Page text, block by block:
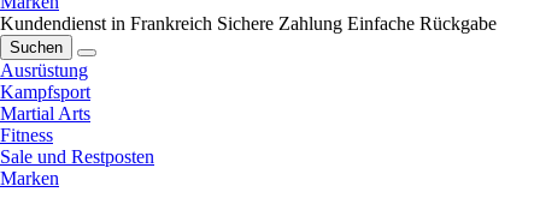
Kundendienst in Frankreich Sichere Zahlung Einfache Rückgabe
Suchen
Ausrüstung
Kampfsport
Martial Arts
Fitness
Sale und Restposten
Marken